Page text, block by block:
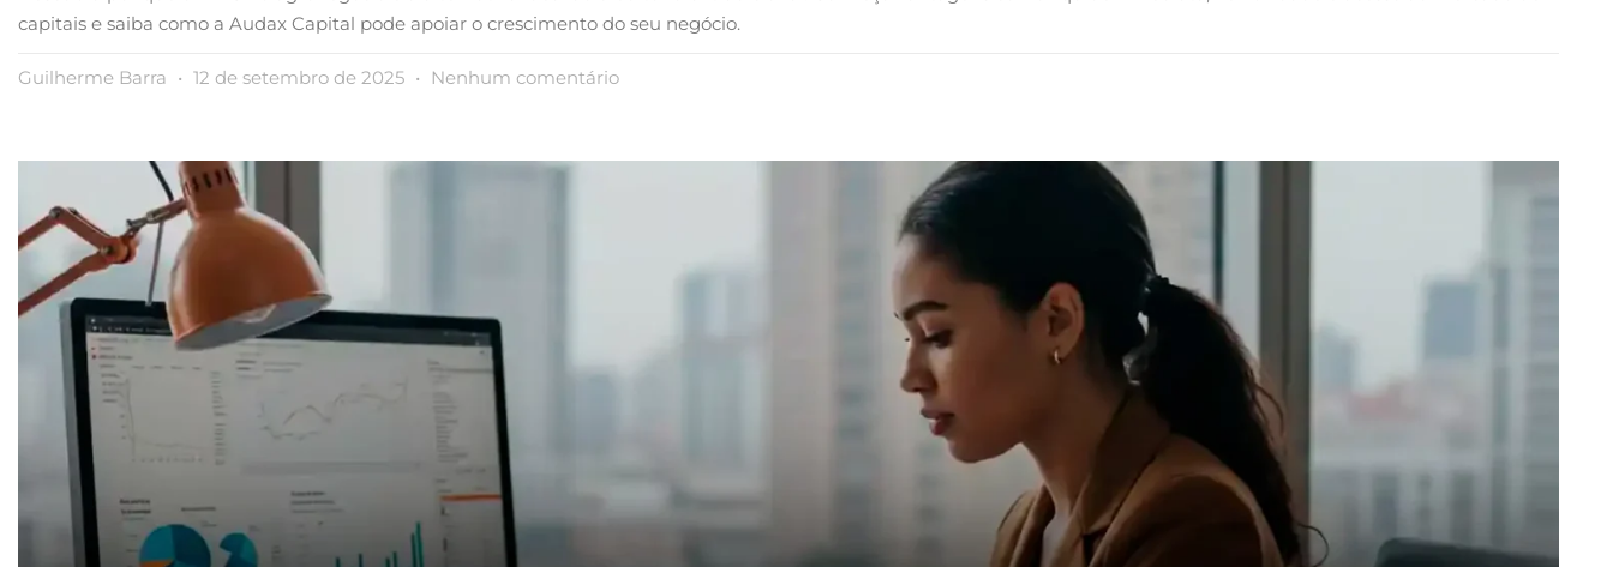
capitais e saiba como a Audax Capital pode apoiar o crescimento do seu negócio.
Guilherme Barra 12 de setembro de 2025 Nenhum comentário